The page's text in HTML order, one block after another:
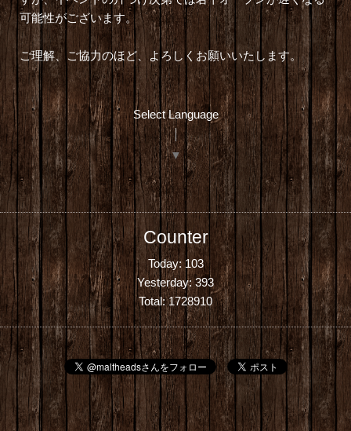
可能性がございます。
ご理解、ご協力のほど、よろしくお願いいたします。
Select Language
▼
Counter
Today:103
Yesterday:393
Total:1728910